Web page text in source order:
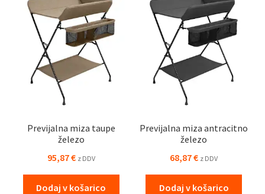
Previjalna miza taupe
železo
95,87€ z DDV
Dodaj v košarico
Previjalna miza antracitno
železo
68,87€ z DDV
Dodaj v košarico